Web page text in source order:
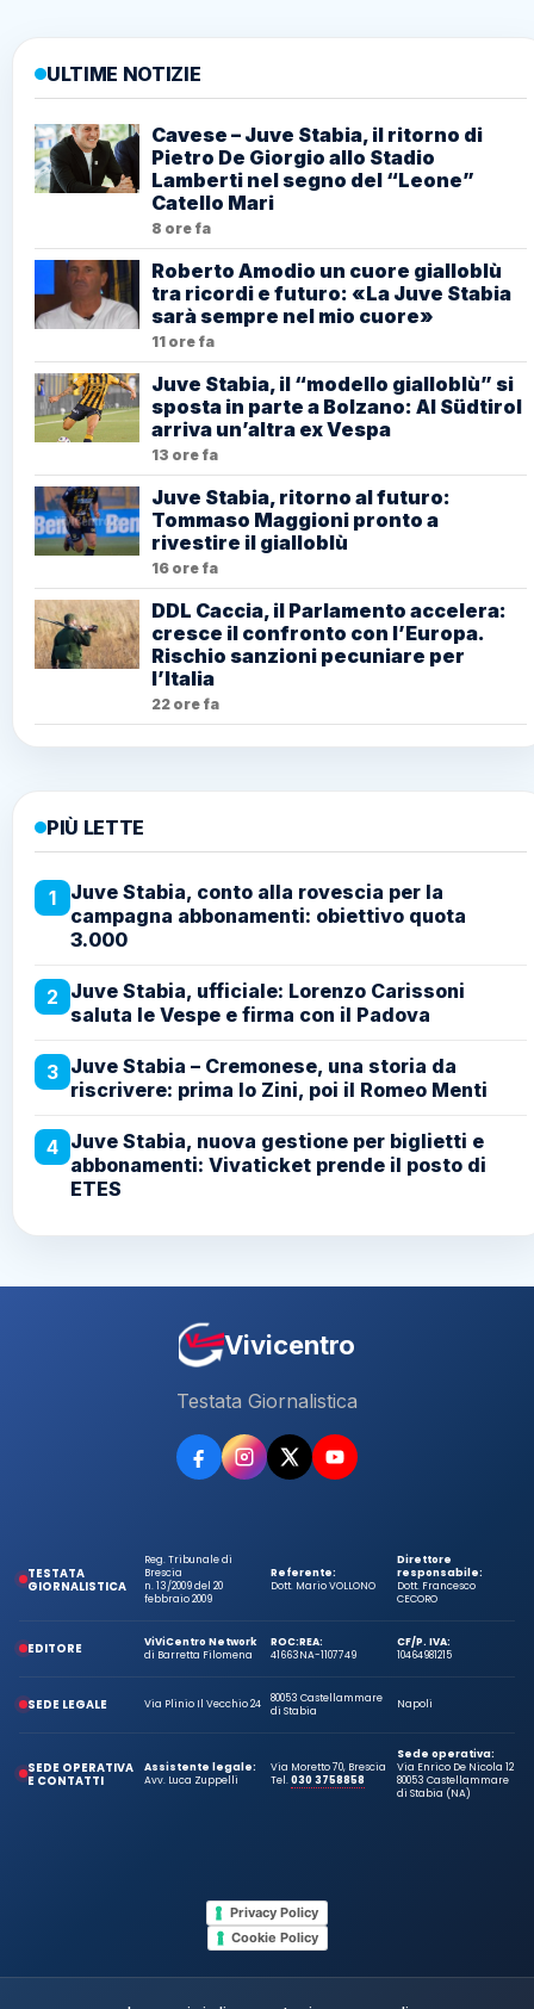
ULTIME NOTIZIE
Cavese – Juve Stabia, il ritorno di
Pietro De Giorgio allo Stadio
Lamberti nel segno del “Leone”
Catello Mari
8 ore fa
Roberto Amodio un cuore gialloblù
tra ricordi e futuro: «La Juve Stabia
sarà sempre nel mio cuore»
11 ore fa
Juve Stabia, il “modello gialloblù” si
sposta in parte a Bolzano: Al Südtirol
arriva un’altra ex Vespa
13 ore fa
Juve Stabia, ritorno al futuro:
Tommaso Maggioni pronto a
rivestire il gialloblù
16 ore fa
DDL Caccia, il Parlamento accelera:
cresce il confronto con l’Europa.
Rischio sanzioni pecuniare per
l’Italia
22 ore fa
PIÙ LETTE
1
Juve Stabia, conto alla rovescia per la
campagna abbonamenti: obiettivo quota
3.000
2 Juve Stabia, ufficiale: Lorenzo Carissoni
saluta le Vespe e firma con il Padova
3 Juve Stabia – Cremonese, una storia da
riscrivere: prima lo Zini, poi il Romeo Menti
4 Juve Stabia, nuova gestione per biglietti e
abbonamenti: Vivaticket prende il posto di
ETES
Vivicentro
Testata Giornalistica
TESTATA
GIORNALISTICA
Reg. Tribunale di
Brescia
n. 13/2009 del 20
febbraio 2009
Referente:
Dott. Mario VOLLONO
Direttore
responsabile:
Dott. Francesco
CECORO
EDITORE
ViViCentro Network
di Barretta Filomena
ROC:
41663
REA:
NA-1107749
CF/P. IVA:
10464981215
SEDE LEGALE Via Plinio Il Vecchio 24
80053 Castellammare
di Stabia
Napoli
SEDE OPERATIVA
E CONTATTI
Assistente legale:
Avv. Luca Zuppelli
Via Moretto 70, Brescia
Tel.030 3758858
Sede operativa:
Via Enrico De Nicola 12
80053 Castellammare
di Stabia (NA)
Privacy Policy
Cookie Policy